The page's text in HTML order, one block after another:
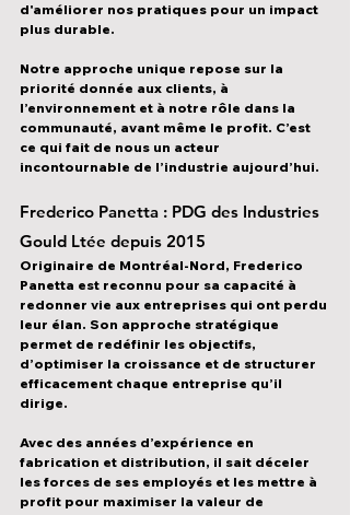
d'améliorer nos pratiques pour un impact
plus durable.
Notre approche unique repose sur la
priorité donnée aux clients, à
l’environnement et à notre rôle dans la
communauté, avant même le profit. C’est
ce qui fait de nous un acteur
incontournable de l’industrie aujourd’hui.
Frederico Panetta : PDG des Industries
Gould Ltée depuis 2015
Originaire de Montréal-Nord, Frederico
Panetta est reconnu pour sa capacité à
redonner vie aux entreprises qui ont perdu
leur élan. Son approche stratégique
permet de redéfinir les objectifs,
d’optimiser la croissance et de structurer
efficacement chaque entreprise qu’il
dirige.
Avec des années d’expérience en
fabrication et distribution, il sait déceler
les forces de ses employés et les mettre à
profit pour maximiser la valeur de